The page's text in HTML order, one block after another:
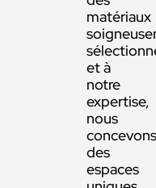
matériaux
et à
notre
expertise,
nous
des
espaces